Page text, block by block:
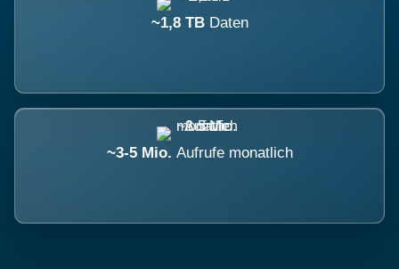
~1,8 TB Daten
~3-5 Mio. Aufrufe monatlich